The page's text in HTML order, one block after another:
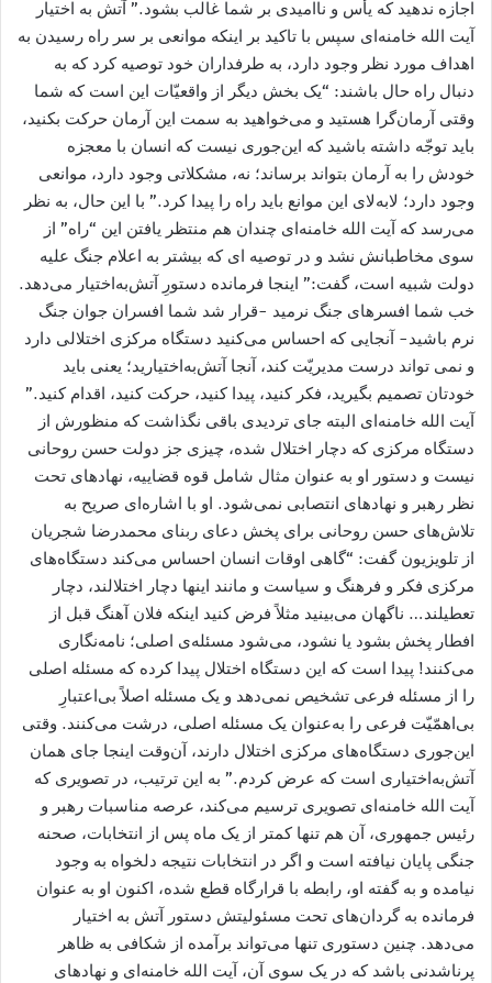
اجازه ندهید که یأس و ناامیدی بر شما غالب بشود.” آتش به اختیار
آیت الله خامنه‌ای سپس با تاکید بر اینکه موانعی بر سر راه رسیدن به
اهداف مورد نظر وجود دارد، به طرفداران خود توصیه کرد که به
دنبال راه حال باشند: “یک بخش دیگر از واقعیّات این است که شما
وقتی آرمان‌گرا هستید و می‌خواهید به سمت این آرمان حرکت بکنید،
باید توجّه داشته باشید که این‌جوری نیست که انسان با معجزه
خودش را به آرمان بتواند برساند؛ نه، مشکلاتی وجود دارد، موانعی
وجود دارد؛ لابه‌لای این موانع باید راه را پیدا کرد.” با این حال، به نظر
می‌رسد که آیت الله خامنه‌ای چندان هم منتظر یافتن این “راه” از
سوی مخاطبانش نشد و در توصیه ای که بیشتر به اعلام جنگ علیه
دولت شبیه است، گفت:” اینجا فرمانده دستورِ آتش‌به‌اختیار می‌دهد.
خب شما افسرهای جنگ نرمید -قرار شد شما افسران جوان جنگ
نرم باشید- آنجایی که احساس می‌کنید دستگاه مرکزی اختلالی دارد
و نمی تواند درست مدیریّت کند، آنجا آتش‌به‌اختیارید؛ یعنی باید
خودتان تصمیم بگیرید، فکر کنید، پیدا کنید، حرکت کنید، اقدام کنید.”
آیت الله خامنه‌ای البته جای تردیدی باقی نگذاشت که منظورش از
دستگاه مرکزی که دچار اختلال شده، چیزی جز دولت حسن روحانی
نیست و دستور او به عنوان مثال شامل قوه قضاییه، نهادهای تحت
نظر رهبر و نهادهای انتصابی نمی‌شود. او با اشاره‌ای صریح به
تلاش‌های حسن روحانی برای پخش دعای ربنای محمدرضا شجریان
از تلویزیون گفت: “‌گاهی اوقات انسان احساس می‌کند دستگاه‌های
مرکزی فکر و فرهنگ و سیاست و مانند اینها دچار اختلالند، دچار
تعطیلند… ناگهان می‌بینید مثلاً فرض کنید اینکه فلان آهنگ قبل از
افطار پخش بشود یا نشود، می‌شود مسئله‌ی اصلی؛ نامه‌نگاری
می‌کنند! پیدا است که این دستگاه اختلال پیدا کرده که مسئله‌ اصلی
را از مسئله‌ فرعی تشخیص نمی‌دهد و یک مسئله‌ اصلاً بی‌اعتبارِ
بی‌اهمّیّت فرعی را به‌عنوان یک مسئله‌ اصلی، درشت می‌کنند. وقتی
این‌جوری دستگاه‌های مرکزی اختلال دارند، آن‌وقت اینجا جای همان
آتش‌به‌اختیاری است که عرض کردم.” به این ترتیب، در تصویری که
آیت الله خامنه‌ای تصویری ترسیم می‌کند، عرصه مناسبات رهبر و
رئیس جمهوری، آن هم تنها کمتر از یک ماه پس از انتخابات، صحنه
جنگی پایان نیافته است و اگر در انتخابات نتیجه دلخواه به وجود
نیامده و به گفته او، رابطه با قرارگاه قطع شده، اکنون او به عنوان
فرمانده به گردان‌های تحت مسئولیتش دستور آتش به اختیار
می‌دهد. چنین دستوری تنها می‌تواند برآمده از شکافی به ظاهر
پرناشدنی باشد که در یک سوی آن، آیت الله خامنه‌ای و نهادهای